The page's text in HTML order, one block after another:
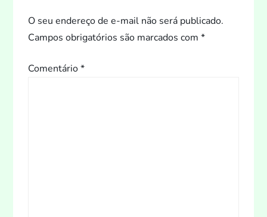
t
O seu endereço de e-mail não será publicado.
Campos obrigatórios são marcados com*
Comentário*